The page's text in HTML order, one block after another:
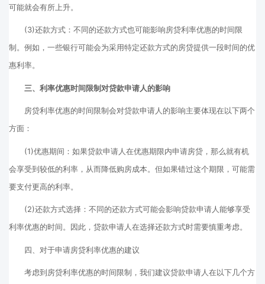
可能就会有所上升。
(3)还款方式：不同的还款方式也可能影响房贷利率优惠的时间限
制。例如，一些银行可能会为采用特定还款方式的房贷提供一段时间的优
惠利率。
三、利率优惠时间限制对贷款申请人的影响
房贷利率优惠的时间限制会对贷款申请人的影响主要体现在以下两个
方面：
(1)优惠期间：如果贷款申请人在优惠期限内申请房贷，那么就有机
会享受到较低的利率，从而降低购房成本。但如果错过这个期限，可能需
要支付更高的利率。
(2)还款方式选择：不同的还款方式可能会影响贷款申请人能够享受
利率优惠的时间。因此，贷款申请人在选择还款方式时需要慎重考虑。
四、对于申请房贷利率优惠的建议
考虑到房贷利率优惠的时间限制，我们建议贷款申请人在以下几个方